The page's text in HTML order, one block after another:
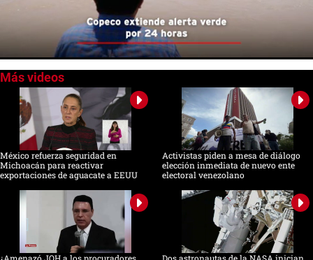
of
minute,
seconds
México refuerza seguridad en
Michoacán para reactivar
exportaciones de aguacate a EEUU
Activistas piden a mesa de diálogo
elección inmediata de nuevo ente
electoral venezolano